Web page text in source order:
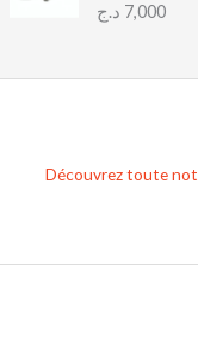
7,000 د.ج
Découvrez toute